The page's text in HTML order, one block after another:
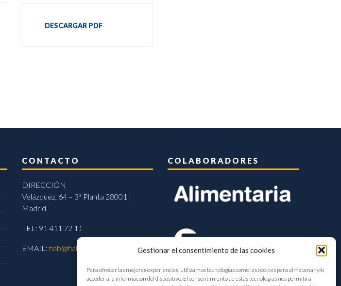
Gestionar el consentimiento de las cookies
Para ofrecer las mejores experiencias, utilizamos tecnologías como las cookies para almacenar y/o
acceder a la información del dispositivo. El consentimiento de estas tecnologías nos permitirá
DESCARGAR PDF
CONTACTO
DIRECCIÓN
Velázquez, 64 – 3ª Planta 28001 |
Madrid
TEL: 91 411 72 11
EMAIL:fiab@fiab.es
COLABORADORES